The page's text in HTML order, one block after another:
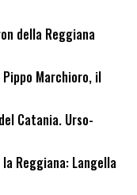
della Reggiana
Marchioro, il
Catania. Urso-
Reggiana: Langella